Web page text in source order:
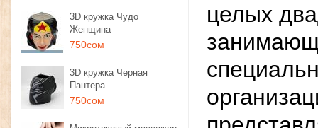
3D кружка Чудо
Женщина
750сом
3D кружка Черная
Пантера
750сом
целых